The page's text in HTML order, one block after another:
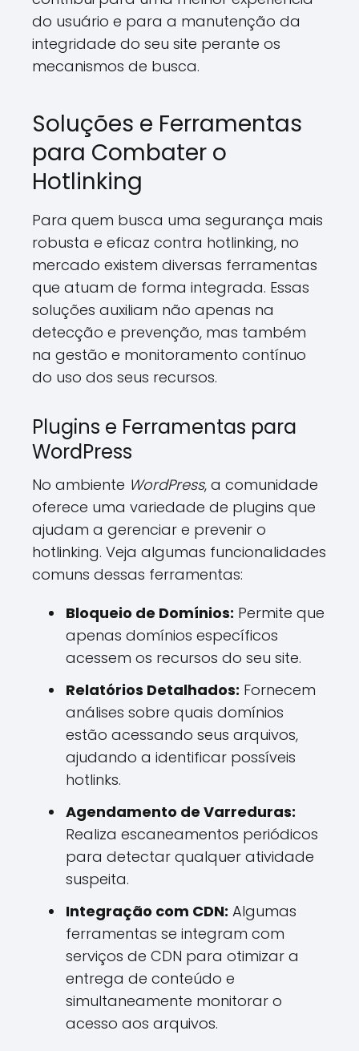
do usuário e para a manutenção da
integridade do seu site perante os
mecanismos de busca.
Soluções e Ferramentas
para Combater o
Hotlinking
Para quem busca uma segurança mais
robusta e eficaz contra hotlinking, no
mercado existem diversas ferramentas
que atuam de forma integrada. Essas
soluções auxiliam não apenas na
detecção e prevenção, mas também
na gestão e monitoramento contínuo
do uso dos seus recursos.
Plugins e Ferramentas para
WordPress
No ambiente WordPress, a comunidade
oferece uma variedade de plugins que
ajudam a gerenciar e prevenir o
hotlinking. Veja algumas funcionalidades
comuns dessas ferramentas:
Bloqueio de Domínios: Permite que
apenas domínios específicos
acessem os recursos do seu site.
Relatórios Detalhados: Fornecem
análises sobre quais domínios
estão acessando seus arquivos,
ajudando a identificar possíveis
hotlinks.
Agendamento de Varreduras:
Realiza escaneamentos periódicos
para detectar qualquer atividade
suspeita.
Integração com CDN: Algumas
ferramentas se integram com
serviços de CDN para otimizar a
entrega de conteúdo e
simultaneamente monitorar o
acesso aos arquivos.